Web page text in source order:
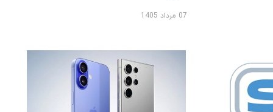
07 مرداد 1405